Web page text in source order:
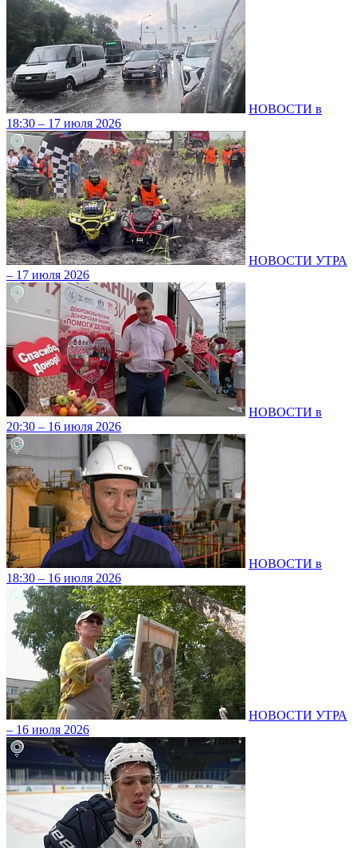
НОВОСТИ в
18:30 – 17 июля 2026
НОВОСТИ УТРА
– 17 июля 2026
НОВОСТИ в
20:30 – 16 июля 2026
НОВОСТИ в
18:30 – 16 июля 2026
НОВОСТИ УТРА
– 16 июля 2026